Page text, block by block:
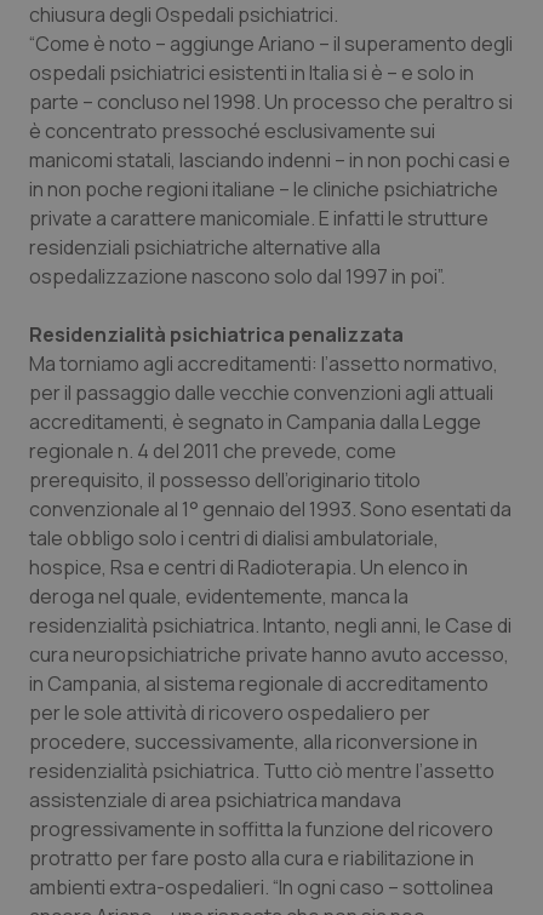
Tumore al seno
Tumore ovarico
Tumori del Polmone & Testa Collo
Tumori gastrointestinali
Vaccini
chiusura degli Ospedali psichiatrici.
“Come è noto – aggiunge Ariano – il superamento degli
ospedali psichiatrici esistenti in Italia si è – e solo in
parte – concluso nel 1998. Un processo che peraltro si
è concentrato pressoché esclusivamente sui
manicomi statali, lasciando indenni – in non pochi casi e
in non poche regioni italiane – le cliniche psichiatriche
private a carattere manicomiale. E infatti le strutture
residenziali psichiatriche alternative alla
ospedalizzazione nascono solo dal 1997 in poi”.
Residenzialità psichiatrica penalizzata
Ma torniamo agli accreditamenti: l’assetto normativo,
per il passaggio dalle vecchie convenzioni agli attuali
accreditamenti, è segnato in Campania dalla Legge
regionale n. 4 del 2011 che prevede, come
prerequisito, il possesso dell’originario titolo
convenzionale al 1° gennaio del 1993. Sono esentati da
tale obbligo solo i centri di dialisi ambulatoriale,
hospice, Rsa e centri di Radioterapia. Un elenco in
deroga nel quale, evidentemente, manca la
residenzialità psichiatrica. Intanto, negli anni, le Case di
cura neuropsichiatriche private hanno avuto accesso,
in Campania, al sistema regionale di accreditamento
per le sole attività di ricovero ospedaliero per
procedere, successivamente, alla riconversione in
residenzialità psichiatrica. Tutto ciò mentre l’assetto
assistenziale di area psichiatrica mandava
progressivamente in soffitta la funzione del ricovero
protratto per fare posto alla cura e riabilitazione in
ambienti extra-ospedalieri. “In ogni caso – sottolinea